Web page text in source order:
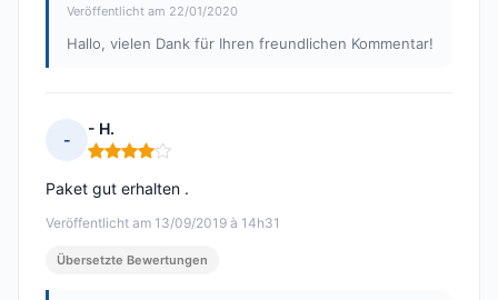
Veröffentlicht am 22/01/2020
Hallo, vielen Dank für Ihren freundlichen Kommentar!
-
- H.
Hinweis: 4 von 5
Veröffentlicht am 13/09/2019 à 14h31
Paket gut erhalten .
Übersetzte Bewertungen